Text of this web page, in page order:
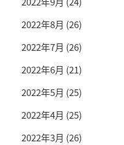
2022年8月 (26)
2022年7月 (26)
2022年6月 (21)
2022年5月 (25)
2022年4月 (25)
2022年3月 (26)